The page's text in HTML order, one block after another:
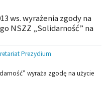
ws. wyrażenia zgody na
NSZZ „Solidarność” na
Prezydium
wyraża zgodę na użycie